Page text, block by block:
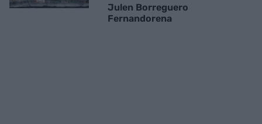
Julen Borreguero
Fernandorena